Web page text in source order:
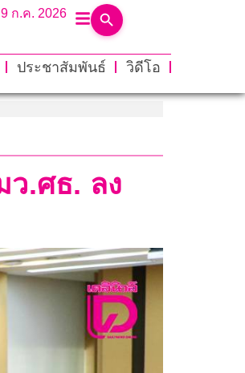
9 ก.ค. 2026
ประชาสัมพันธ์
วิดีโอ
ว.ศธ. ลง